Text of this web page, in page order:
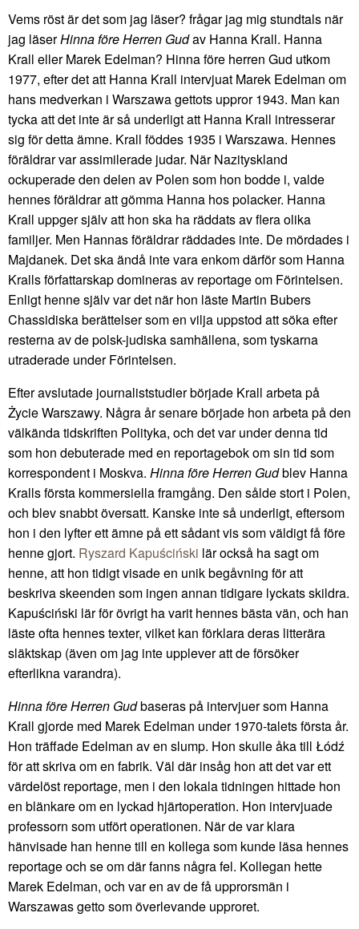
Vems röst är det som jag läser? frågar jag mig stundtals när
jag läserHinna före Herren Gudav Hanna Krall. Hanna
Krall eller Marek Edelman? Hinna före herren Gud utkom
1977, efter det att Hanna Krall intervjuat Marek Edelman om
hans medverkan i Warszawa gettots uppror 1943. Man kan
tycka att det inte är så underligt att Hanna Krall intresserar
sig för detta ämne. Krall föddes 1935 i Warszawa. Hennes
föräldrar var assimilerade judar. När Nazityskland
ockuperade den delen av Polen som hon bodde i, valde
hennes föräldrar att gömma Hanna hos polacker. Hanna
Krall uppger själv att hon ska ha räddats av flera olika
familjer. Men Hannas föräldrar räddades inte. De mördades i
Majdanek. Det ska ändå inte vara enkom därför som Hanna
Kralls författarskap domineras av reportage om Förintelsen.
Enligt henne själv var det när hon läste Martin Bubers
Chassidiska berättelser som en vilja uppstod att söka efter
resterna av de polsk-judiska samhällena, som tyskarna
utraderade under Förintelsen.
Efter avslutade journaliststudier började Krall arbeta på
Życie Warszawy. Några år senare började hon arbeta på den
välkända tidskriften Polityka, och det var under denna tid
som hon debuterade med en reportagebok om sin tid som
korrespondent i Moskva. Hinna före Herren Gudblev Hanna
Kralls första kommersiella framgång. Den sålde stort i Polen,
och blev snabbt översatt. Kanske inte så underligt, eftersom
hon i den lyfter ett ämne på ett sådant vis som väldigt få före
henne gjort. Ryszard Kapuściński lär också ha sagt om
henne, att hon tidigt visade en unik begåvning för att
beskriva skeenden som ingen annan tidigare lyckats skildra.
Kapuściński lär för övrigt ha varit hennes bästa vän, och han
läste ofta hennes texter, vilket kan förklara deras litterära
släktskap (även om jag inte upplever att de försöker
efterlikna varandra).
Hinna före Herren Gudbaseras på intervjuer som Hanna
Krall gjorde med Marek Edelman under 1970-talets första år.
Hon träffade Edelman av en slump. Hon skulle åka till Łódź
för att skriva om en fabrik. Väl där insåg hon att det var ett
värdelöst reportage, men i den lokala tidningen hittade hon
en blänkare om en lyckad hjärtoperation. Hon intervjuade
professorn som utfört operationen. När de var klara
hänvisade han henne till en kollega som kunde läsa hennes
reportage och se om där fanns några fel. Kollegan hette
Marek Edelman, och var en av de få upprorsmän i
Warszawas getto som överlevande upproret.